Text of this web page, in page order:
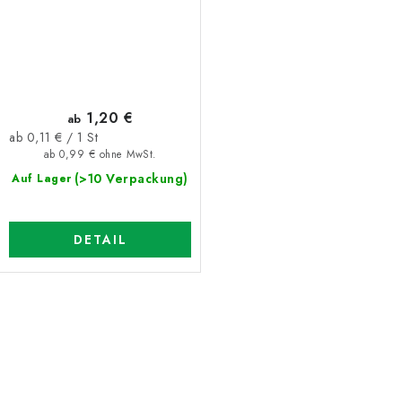
Auf Lager (>10 Verpackung)
ab 0,99 € ohne MwSt.
ab 1,20 €
Verkaufspreis:
ab 0,11 € / 1 St
DETAIL